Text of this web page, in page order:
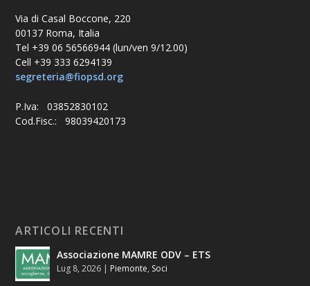
Via di Casal Boccone, 220
00137 Roma, Italia
Tel +39 06 56566944 (lun/ven 9/12.00)
Cell +39 333 6294139
segreteria@fiopsd.org
P.Iva: 03852830102
Cod.Fisc.: 98039420173
ARTICOLI RECENTI
Associazione MAMRE ODV – ETS
Lug 8, 2026 | Piemonte, Soci